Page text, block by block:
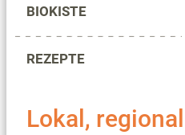
BIOKISTE
REZEPTE
Lokal,